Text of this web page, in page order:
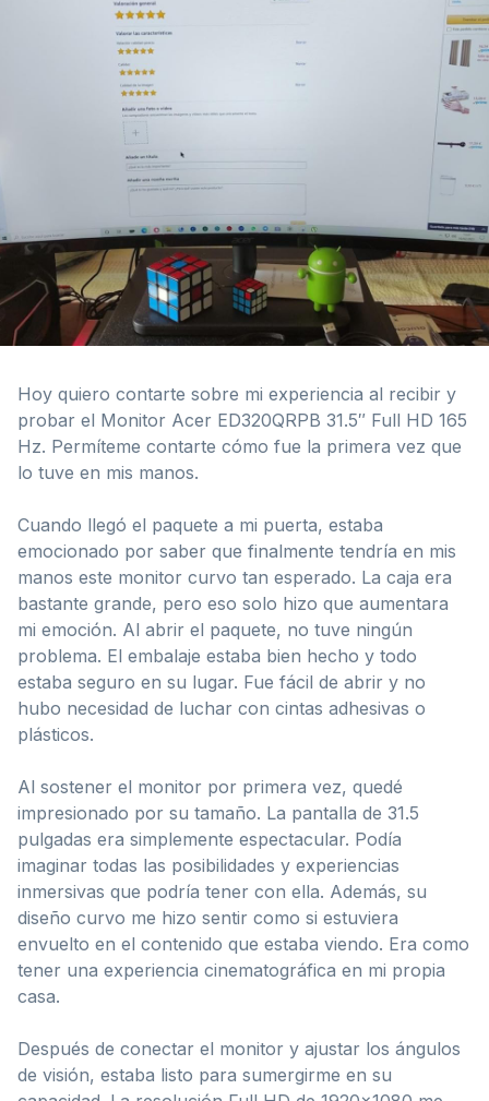
Hoy quiero contarte sobre mi experiencia al recibir y
probar el Monitor Acer ED320QRPB 31.5″ Full HD 165
Hz. Permíteme contarte cómo fue la primera vez que
lo tuve en mis manos.
Cuando llegó el paquete a mi puerta, estaba
emocionado por saber que finalmente tendría en mis
manos este monitor curvo tan esperado. La caja era
bastante grande, pero eso solo hizo que aumentara
mi emoción. Al abrir el paquete, no tuve ningún
problema. El embalaje estaba bien hecho y todo
estaba seguro en su lugar. Fue fácil de abrir y no
hubo necesidad de luchar con cintas adhesivas o
plásticos.
Al sostener el monitor por primera vez, quedé
impresionado por su tamaño. La pantalla de 31.5
pulgadas era simplemente espectacular. Podía
imaginar todas las posibilidades y experiencias
inmersivas que podría tener con ella. Además, su
diseño curvo me hizo sentir como si estuviera
envuelto en el contenido que estaba viendo. Era como
tener una experiencia cinematográfica en mi propia
casa.
Después de conectar el monitor y ajustar los ángulos
de visión, estaba listo para sumergirme en su